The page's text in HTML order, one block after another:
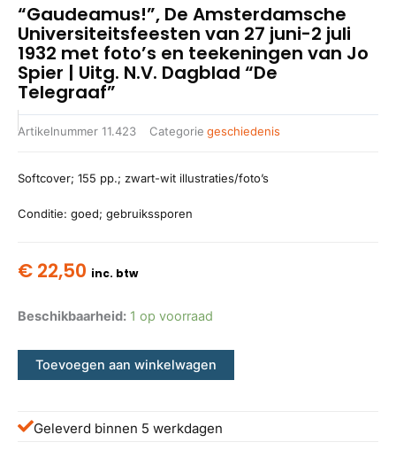
“Gaudeamus!”, De Amsterdamsche
Universiteitsfeesten van 27 juni-2 juli
1932 met foto’s en teekeningen van Jo
Spier | Uitg. N.V. Dagblad “De
Telegraaf”
Artikelnummer 11.423 Categorie geschiedenis
Softcover; 155 pp.; zwart-wit illustraties/foto’s
Conditie: goed; gebruikssporen
€ 22,50 inc. btw
Beschikbaarheid: 1 op voorraad
Toevoegen aan winkelwagen
Geleverd binnen 5 werkdagen